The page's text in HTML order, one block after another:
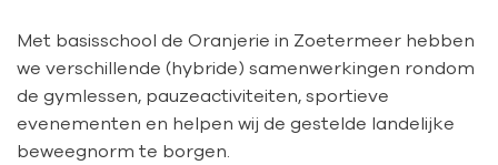
Met basisschool de Oranjerie in Zoetermeer hebben
we verschillende (hybride) samenwerkingen rondom
de gymlessen, pauzeactiviteiten, sportieve
evenementen en helpen wij de gestelde landelijke
beweegnorm te borgen.